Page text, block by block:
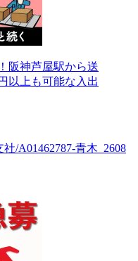
阪神芦屋駅から送
以上も可能な入出
/A01462787-青木_2608